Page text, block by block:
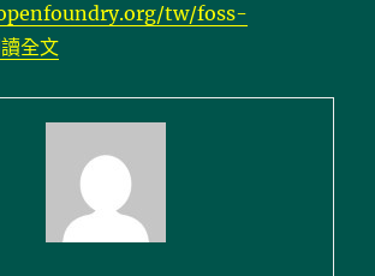
tw/foss-
全文〈自由開源軟體侵權爭端案例文章彙